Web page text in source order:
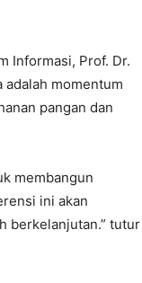
Informasi, Prof. Dr.
adalah momentum
pangan dan
membangun
ini akan
berkelanjutan.” tutur